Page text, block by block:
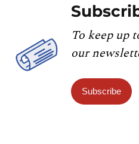
To keep up
our
Subscribe